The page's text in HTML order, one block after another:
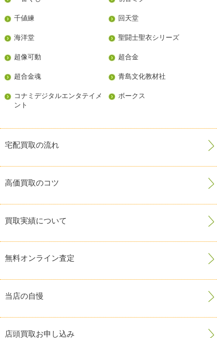
千値練 回天堂
海洋堂 聖闘士聖衣シリーズ
超像可動 超合金
超合金魂 青島文化教材社
コナミデジタルエンタテイメ
ント
ボークス
宅配買取の流れ
高価買取のコツ
買取実績について
無料オンライン査定
当店の自慢
店頭買取お申し込み